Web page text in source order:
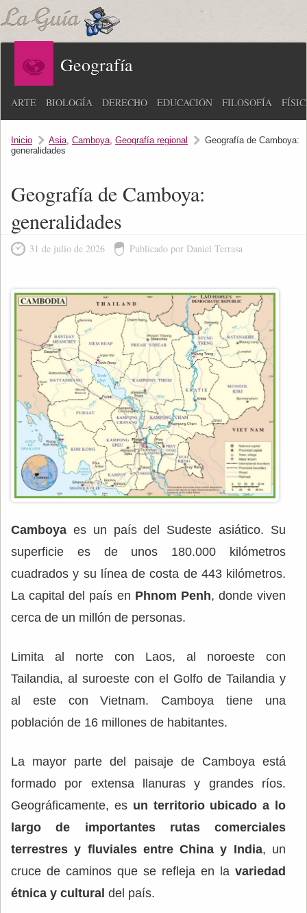
Geografía
ARTE BIOLOGÍA DERECHO EDUCACIÓN FILOSOFÍA
Inicio Asia, Camboya, Geografía regional
Geografía de Camboya:
generalidades
Geografía de Camboya:
generalidades
31 de julio de 2026 Publicado por Daniel Terrasa
Camboya es un país del Sudeste asiático. Su
superficie es de unos 180.000 kilómetros
cuadrados y su línea de costa de 443 kilómetros.
La capital del país en Phnom Penh, donde viven
cerca de un millón de personas.
Limita al norte con Laos, al noroeste con
Tailandia, al suroeste con el Golfo de Tailandia y
al este con Vietnam. Camboya tiene una
población de 16 millones de habitantes.
La mayor parte del paisaje de Camboya está
formado por extensa llanuras y grandes ríos.
Geográficamente, es un territorio ubicado a lo
largo de importantes rutas comerciales
terrestres y fluviales entre China y India, un
cruce de caminos que se refleja en la variedad
étnica y cultural del país.